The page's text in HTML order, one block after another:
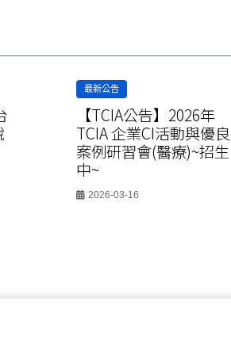
最新公告
【TCIA公告】2026年
TCIA 企業CI活動與優良
案例研習會(醫療)~招生
中~
2026-03-16